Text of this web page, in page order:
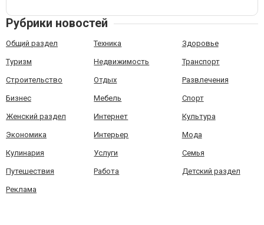
Рубрики новостей
Общий раздел Техника Здоровье
Туризм Недвижимость Транспорт
Строительство Отдых Развлечения
Бизнес Мебель Спорт
Женский раздел Интернет Культура
Экономика Интерьер Мода
Кулинария Услуги Семья
Путешествия Работа Детский раздел
Реклама